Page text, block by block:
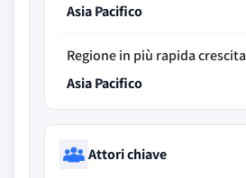
Asia Pacifico
Regione in più rapida crescita
Asia Pacifico
Attori chiave